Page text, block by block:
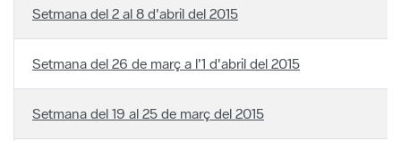
Setmana del 2 al 8 d'abril del 2015
Setmana del 26 de març a l'1 d'abril del 2015
Setmana del 19 al 25 de març del 2015